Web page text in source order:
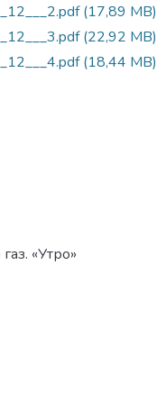
(17,89 MB)
(22,92 MB)
(18,44 MB)
«Утро»